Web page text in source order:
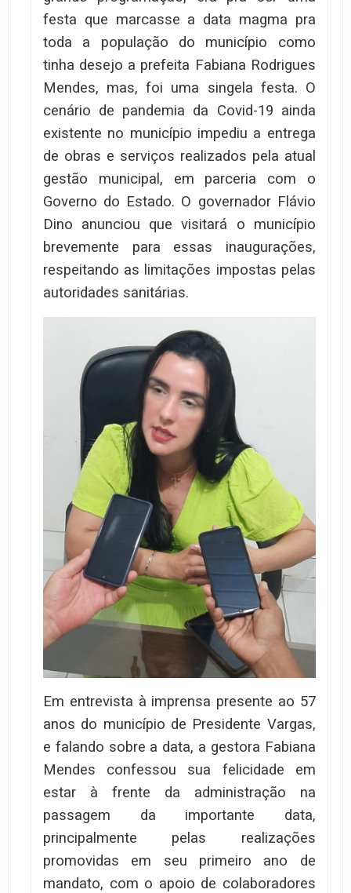
festa que marcasse a data magma pra
toda a população do município como
tinha desejo a prefeita Fabiana Rodrigues
Mendes, mas, foi uma singela festa. O
cenário de pandemia da Covid-19 ainda
existente no município impediu a entrega
de obras e serviços realizados pela atual
gestão municipal, em parceria com o
Governo do Estado. O governador Flávio
Dino anunciou que visitará o município
brevemente para essas inaugurações,
respeitando as limitações impostas pelas
autoridades sanitárias.
Em entrevista à imprensa presente ao 57
anos do município de Presidente Vargas,
e falando sobre a data, a gestora Fabiana
Mendes confessou sua felicidade em
estar à frente da administração na
passagem da importante data,
principalmente pelas realizações
promovidas em seu primeiro ano de
mandato, com o apoio de colaboradores